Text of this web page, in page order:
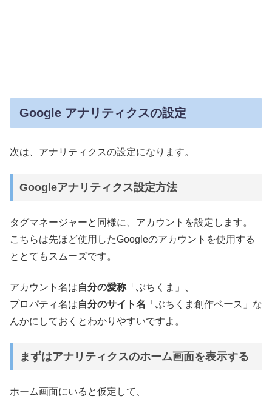
Google アナリティクスの設定
次は、アナリティクスの設定になります。
Googleアナリティクス設定方法
タグマネージャーと同様に、アカウントを設定します。
こちらは先ほど使用したGoogleのアカウントを使用する
ととてもスムーズです。
アカウント名は自分の愛称 「ぶちくま」、
プロパティ名は自分のサイト名
「ぶちくま創作ベース」な
んかにしておくとわかりやすいですよ。
まずはアナリティクスのホーム画面を表示する
ホーム画面にいると仮定して、